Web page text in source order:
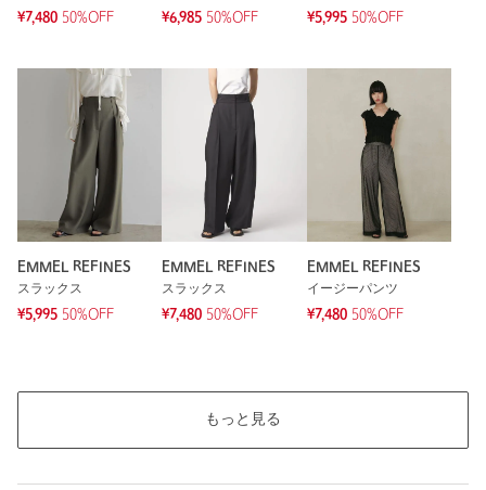
もっと見る
¥7,480 50%OFF
¥6,985 50%OFF
¥5,995 50%OFF
EMMEL REFINES
スラックス
¥5,995 50%OFF
EMMEL REFINES
スラックス
¥7,480 50%OFF
EMMEL REFINES
イージーパンツ
¥7,480 50%OFF
もっと見る